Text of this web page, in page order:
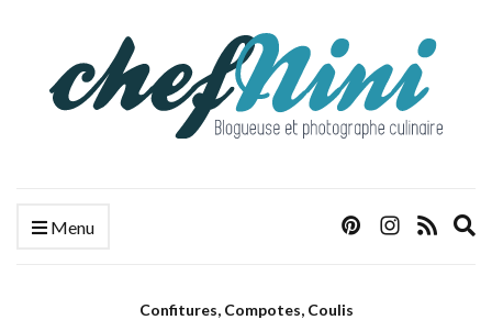
Menu
Confitures, Compotes, Coulis